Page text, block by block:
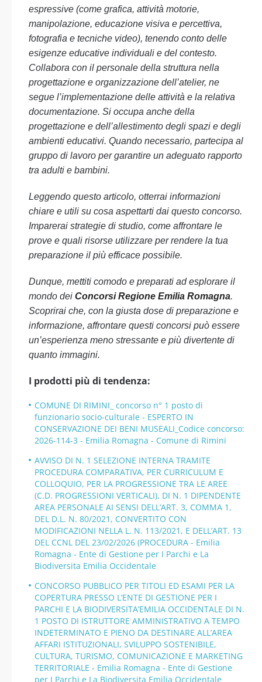
espressive (come grafica, attività motorie,
manipolazione, educazione visiva e percettiva,
fotografia e tecniche video), tenendo conto delle
esigenze educative individuali e del contesto.
Collabora con il personale della struttura nella
progettazione e organizzazione dell’atelier, ne
segue l’implementazione delle attività e la relativa
documentazione. Si occupa anche della
progettazione e dell’allestimento degli spazi e degli
ambienti educativi. Quando necessario, partecipa al
gruppo di lavoro per garantire un adeguato rapporto
tra adulti e bambini.
Leggendo questo articolo, otterrai informazioni
chiare e utili su cosa aspettarti dai questo concorso.
Imparerai strategie di studio, come affrontare le
prove e quali risorse utilizzare per rendere la tua
preparazione il più efficace possibile.
Dunque, mettiti comodo e preparati ad esplorare il
mondo dei Concorsi Regione Emilia Romagna.
Scoprirai che, con la giusta dose di preparazione e
informazione, affrontare questi concorsi può essere
un’esperienza meno stressante e più divertente di
quanto immagini.
I prodotti più di tendenza:
COMUNE DI RIMINI_ concorso n° 1 posto di
funzionario socio-culturale - ESPERTO IN
CONSERVAZIONE DEI BENI MUSEALI_Codice concorso:
2026-114-3 - Emilia Romagna - Comune di Rimini
AVVISO DI N. 1 SELEZIONE INTERNA TRAMITE
PROCEDURA COMPARATIVA, PER CURRICULUM E
COLLOQUIO, PER LA PROGRESSIONE TRA LE AREE
(C.D. PROGRESSIONI VERTICALI), DI N. 1 DIPENDENTE
AREA PERSONALE AI SENSI DELL’ART. 3, COMMA 1,
DEL D.L. N. 80/2021, CONVERTITO CON
MODIFICAZIONI NELLA L. N. 113/2021, E DELL’ART. 13
DEL CCNL DEL 23/02/2026 (PROCEDURA - Emilia
Romagna - Ente di Gestione per I Parchi e La
Biodiversita Emilia Occidentale
CONCORSO PUBBLICO PER TITOLI ED ESAMI PER LA
COPERTURA PRESSO L’ENTE DI GESTIONE PER I
PARCHI E LA BIODIVERSITA’EMILIA OCCIDENTALE DI N.
1 POSTO DI ISTRUTTORE AMMINISTRATIVO A TEMPO
INDETERMINATO E PIENO DA DESTINARE ALL’AREA
AFFARI ISTITUZIONALI, SVILUPPO SOSTENIBILE,
CULTURA, TURISMO, COMUNICAZIONE E MARKETING
TERRITORIALE - Emilia Romagna - Ente di Gestione
per I Parchi e La Biodiversita Emilia Occidentale